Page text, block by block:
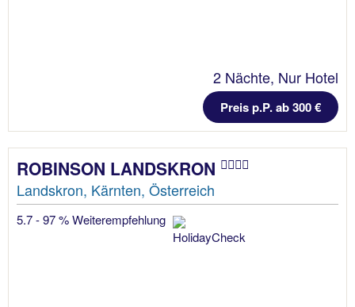
2 Nächte, Nur Hotel
Preis p.P. ab 300 €
ROBINSON LANDSKRON
Landskron, Kärnten, Österreich
5.7 - 97 % Weiterempfehlung